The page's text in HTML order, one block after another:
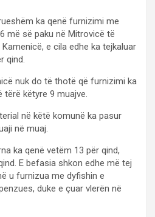
ka qenë furnizimi me
më së paku në Mitrovicë të
e cila edhe ka tejkaluar
qind.
nuk do të thotë që furnizimi ka
këtyre 9 muajve.
në këtë komunë ka pasur
në muaj.
ka qenë vetëm 13 për qind,
E befasia shkon edhe më tej
u furnizua me dyfishin e
duke e çuar vlerën në